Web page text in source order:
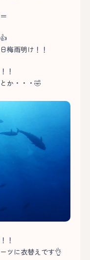
梅雨明け！！
！
か・・・🤣
！
ツに衣替えです👌